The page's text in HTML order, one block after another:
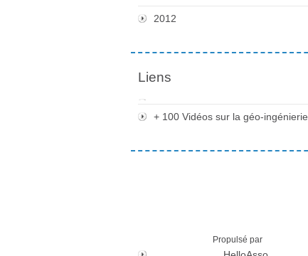
2012
Liens
+ 100 Vidéos sur la géo-ingénierie
Propulsé par